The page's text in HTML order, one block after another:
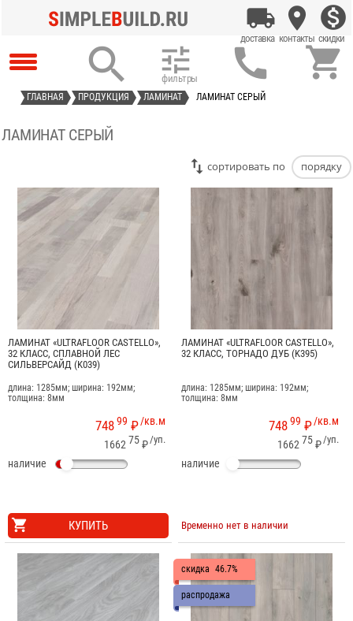
   
ГЛАВНАЯ ПРОДУКЦИЯ ЛАМИНАТ ЛАМИНАТ СЕРЫЙ
ЛАМИНАТ СЕРЫЙ
cортировать по порядку
ЛАМИНАТ «ULTRAFLOOR CASTELLO»,
32 КЛАСС, СПЛАВНОЙ ЛЕС
СИЛЬВЕРСАЙД (K039)
длина: 1285мм; ширина: 192мм;
толщина: 8мм
/кв.м
74899 ₽
/уп.
1662 75₽
наличие
КУПИТЬ
ЛАМИНАТ «ULTRAFLOOR CASTELLO»,
32 КЛАСС, ТОРНАДО ДУБ (K395)
длина: 1285мм; ширина: 192мм;
толщина: 8мм
/кв.м
74899 ₽
/уп.
1662 75₽
наличие
Временно нет в наличии
скидка 46.7%
распродажа